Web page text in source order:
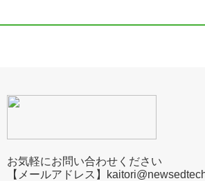
お気軽にお問い合わせください
【メールアドレス】